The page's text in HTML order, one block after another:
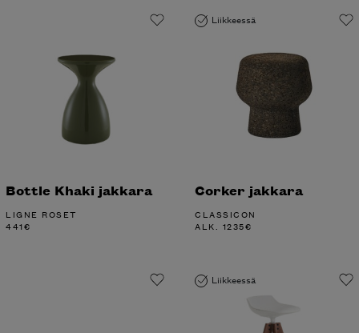
Bottle Khaki jakkara
LIGNE ROSET
441€
Liikkeessä
Corker jakkara
CLASSICON
ALK. 1235€
Liikkeessä